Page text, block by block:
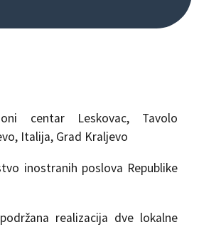
centar Leskovac, Tavolo
Italija, Grad Kraljevo
inostranih poslova Republike
realizacija dve lokalne